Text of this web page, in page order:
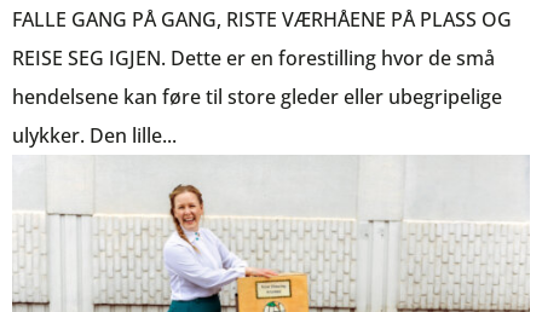
FALLE GANG PÅ GANG, RISTE VÆRHÅENE PÅ PLASS OG
REISE SEG IGJEN. Dette er en forestilling hvor de små
hendelsene kan føre til store gleder eller ubegripelige
ulykker. Den lille...